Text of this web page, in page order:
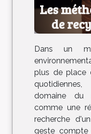
Les
de
Dans un
plus de place
domaine du
comme une
recherche
geste